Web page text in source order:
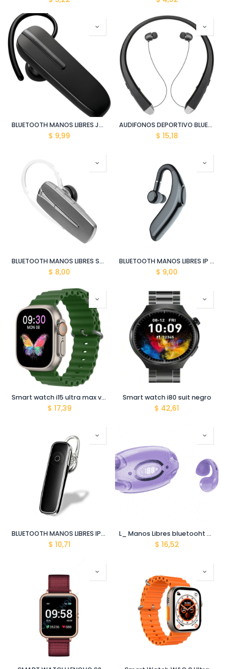
BLUETOOTH MANOS LIBRES JABRA BW HD 60 2
$ 9,99
AUDIFONOS DEPORTIVO BLUETOOTH D910
$ 15,18
BLUETOOTH MANOS LIBRES SAM BW K920
$ 8,00
BLUETOOTH MANOS LIBRES IP BW RD11
$ 9,00
Smart watch i15 ultra max verde
$ 17,39
Smart watch i80 suit negro
$ 42,61
BLUETOOTH MANOS LIBRES IPHONE G3
$ 10,71
L_ Manos Libres bluetooht OWS-E88 varios colores
$ 16,52